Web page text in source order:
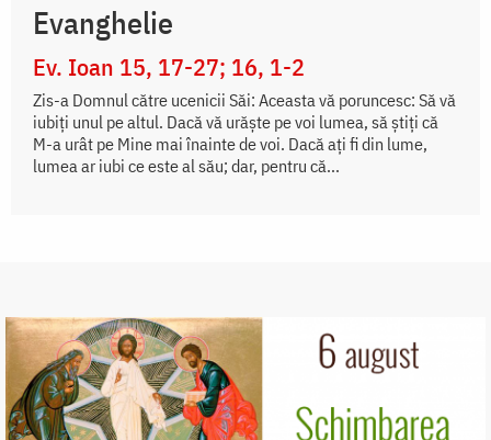
Evanghelie
Ev. Ioan 15, 17-27; 16, 1-2
Zis-a Domnul către ucenicii Săi: Aceasta vă poruncesc: Să vă
iubiți unul pe altul. Dacă vă urăște pe voi lumea, să știți că
M-a urât pe Mine mai înainte de voi. Dacă ați fi din lume,
lumea ar iubi ce este al său; dar, pentru că...